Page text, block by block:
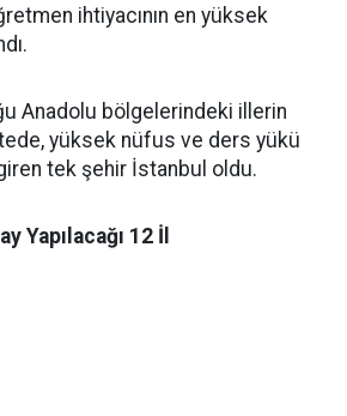
ihtiyacının en yüksek
Anadolu bölgelerindeki illerin
yüksek nüfus ve ders yükü
tek şehir İstanbul oldu.
Yapılacağı 12 İl